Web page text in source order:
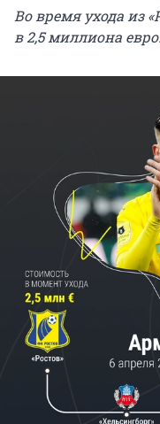
Во время ухода из
в 2,5 миллиона евро.